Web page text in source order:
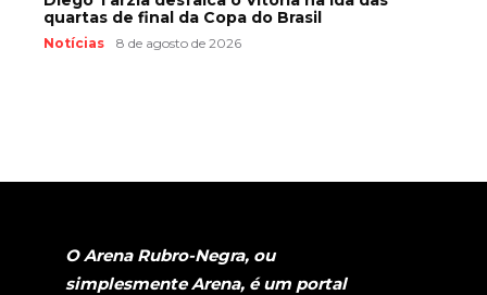
quartas de final da Copa do Brasil
Notícias 8 de agosto de 2026
O Arena Rubro-Negra, ou
simplesmente Arena, é um portal